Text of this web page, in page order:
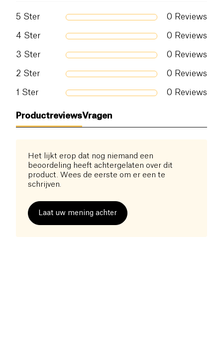
5 Ster 0 Reviews
4 Ster 0 Reviews
3 Ster 0 Reviews
2 Ster 0 Reviews
1 Ster 0 Reviews
ProductreviewsVragen
Het lijkt erop dat nog niemand een
beoordeling heeft achtergelaten over dit
product. Wees de eerste om er een te
schrijven.
Laat uw mening achter